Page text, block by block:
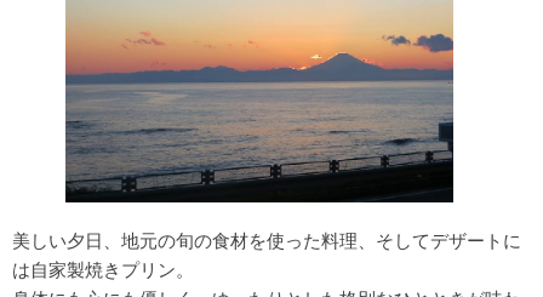
美しい夕日、地元の旬の食材を使った料理、そしてデザートに
は自家製焼きプリン。